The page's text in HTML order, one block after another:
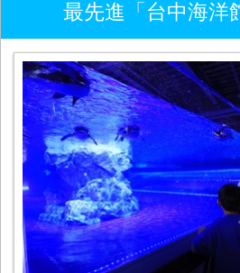
最先進「台中海洋